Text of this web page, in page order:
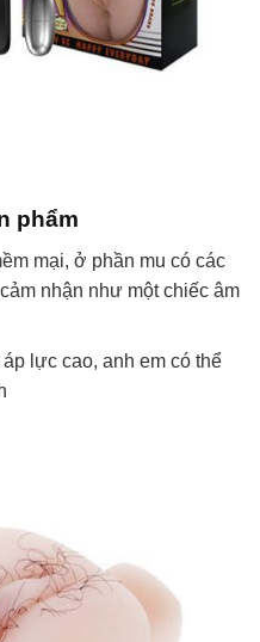
phẩm
mại, ở phần mu có các
nhận như một chiếc âm
lực cao, anh em có thể